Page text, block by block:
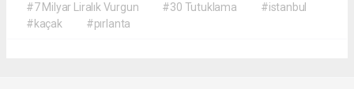
#7 Milyar Liralık Vurgun
#30 Tutuklama
#istanbul
#kaçak
#pırlanta